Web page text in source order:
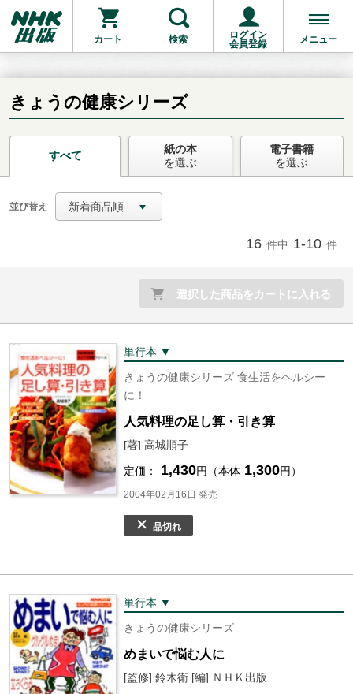
カート 検索
ログイン
会員登録
メニュー
お支払いに進む
他にも商品を買う
きょうの健康シリーズ
すべて
紙の本
を選ぶ
電子書籍
を選ぶ
並び替え 新着商品順
16 件中 1-10 件
選択した商品をカートに入れる
単行本 ▼
きょうの健康シリーズ 食生活をヘルシー
に！
人気料理の足し算・引き算
[著] 高城順子
定価： 1,430円（本体 1,300円）
2004年02月16日 発売
品切れ
単行本 ▼
きょうの健康シリーズ
めまいで悩む人に
[監修] 鈴木衛 [編] ＮＨＫ出版